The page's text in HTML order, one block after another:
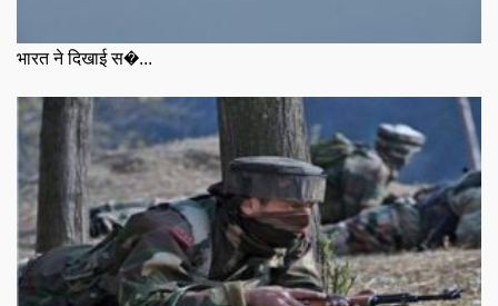
भारत ने दिखाई स�...